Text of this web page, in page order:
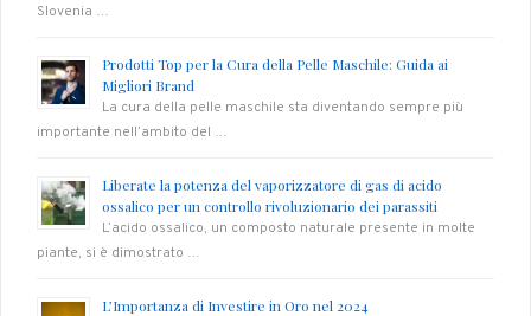
Slovenia …
Prodotti Top per la Cura della Pelle Maschile: Guida ai
Migliori Brand
La cura della pelle maschile sta diventando sempre più
importante nell’ambito del …
Liberate la potenza del vaporizzatore di gas di acido
ossalico per un controllo rivoluzionario dei parassiti
L’acido ossalico, un composto naturale presente in molte
piante, si è dimostrato …
L’Importanza di Investire in Oro nel 2024